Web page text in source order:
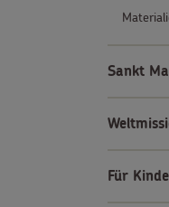
Sankt
Für